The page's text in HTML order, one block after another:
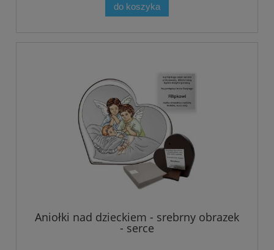
do koszyka
Aniołki nad dzieckiem - srebrny obrazek
- serce